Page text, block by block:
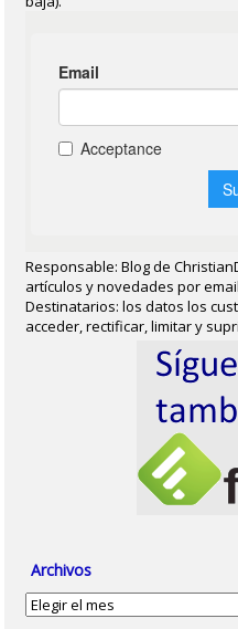
Responsable: Blog de
artículos y novedades por
Destinatarios: los datos los
acceder, rectificar, limitar y
Archivos
Archivos